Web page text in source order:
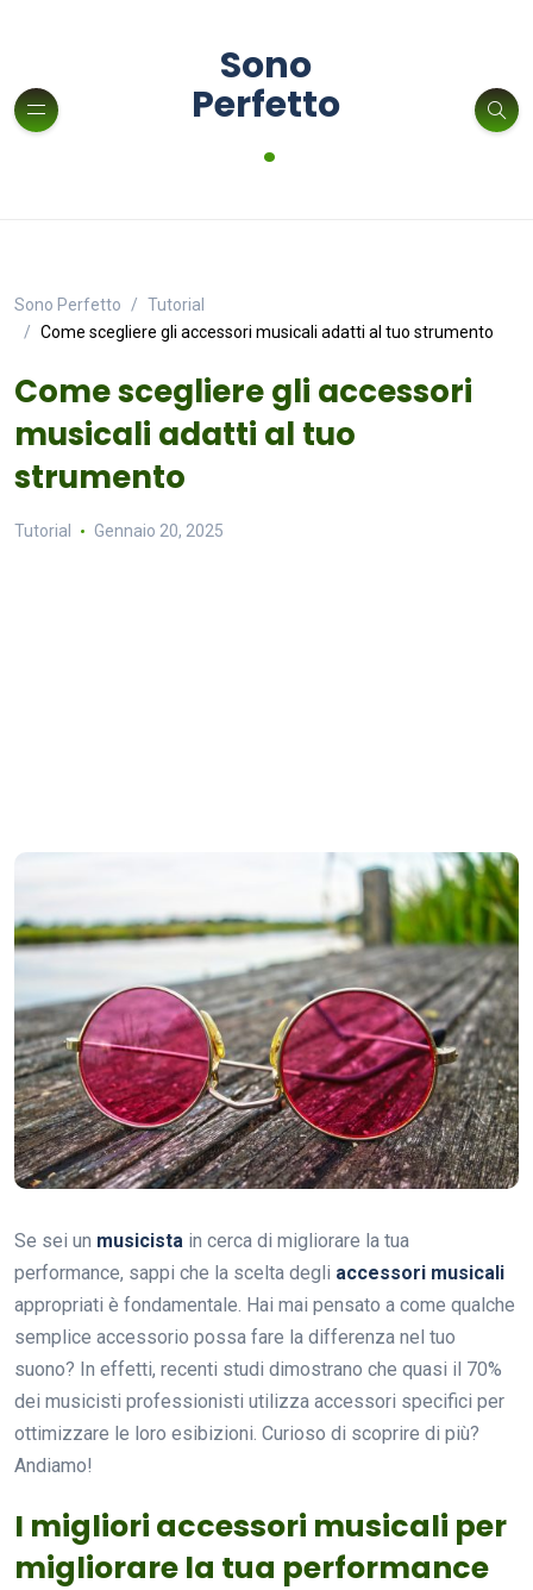
Sono
Perfetto
.
Sono Perfetto
Tutorial
Come scegliere gli accessori musicali adatti al tuo strumento
Come scegliere gli accessori
musicali adatti al tuo
strumento
Tutorial Gennaio 20, 2025
Se sei un musicista in cerca di migliorare la tua
performance, sappi che la scelta degli accessori musicali
appropriati è fondamentale. Hai mai pensato a come qualche
semplice accessorio possa fare la differenza nel tuo
suono? In effetti, recenti studi dimostrano che quasi il 70%
dei musicisti professionisti utilizza accessori specifici per
ottimizzare le loro esibizioni. Curioso di scoprire di più?
Andiamo!
I migliori accessori musicali per
migliorare la tua performance